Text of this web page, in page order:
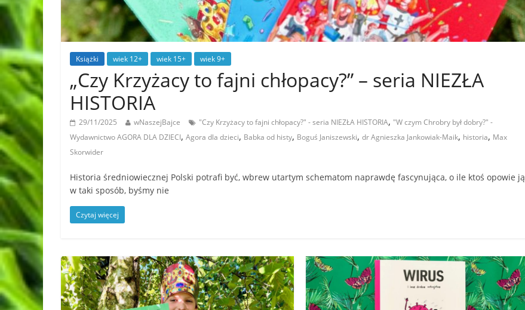
Książki wiek 12+ wiek 15+ wiek 9+
„Czy Krzyżacy to fajni chłopacy?” – seria NIEZŁA
HISTORIA
29/11/2025 wNaszejBajce "Czy Krzyżacy to fajni chłopacy?" - seria NIEZŁA HISTORIA, "W czym Chrobry był dobry?" -
Wydawnictwo AGORA DLA DZIECI, Agora dla dzieci, Babka od histy, Boguś Janiszewski, dr Agnieszka Jankowiak-Maik, historia, Max
Skorwider
Historia średniowiecznej Polski potrafi być, wbrew utartym schematom naprawdę fascynująca, o ile ktoś opowie ją
w taki sposób, byśmy nie
Czytaj więcej